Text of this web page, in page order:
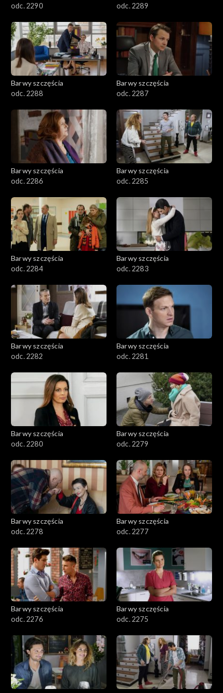
1101–1200
1001–1100
901–1000
801–900
782–800
odc. 2290
odc. 2289
Barwy szczęścia
odc. 2288
Barwy szczęścia
odc. 2287
Barwy szczęścia
odc. 2286
Barwy szczęścia
odc. 2285
Barwy szczęścia
odc. 2284
Barwy szczęścia
odc. 2283
Barwy szczęścia
odc. 2282
Barwy szczęścia
odc. 2281
Barwy szczęścia
odc. 2280
Barwy szczęścia
odc. 2279
Barwy szczęścia
odc. 2278
Barwy szczęścia
odc. 2277
Barwy szczęścia
odc. 2276
Barwy szczęścia
odc. 2275